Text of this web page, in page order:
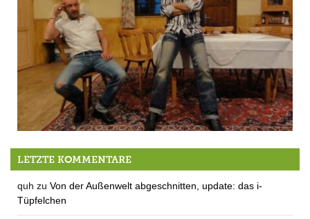
Bloß koan Schnaps
LETZTE KOMMENTARE
quh zu Von der Außenwelt abgeschnitten, update: das i-
Tüpfelchen